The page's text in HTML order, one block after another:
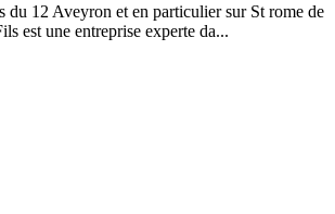
du 12 Aveyron et en particulier sur St rome de
est une entreprise experte da...